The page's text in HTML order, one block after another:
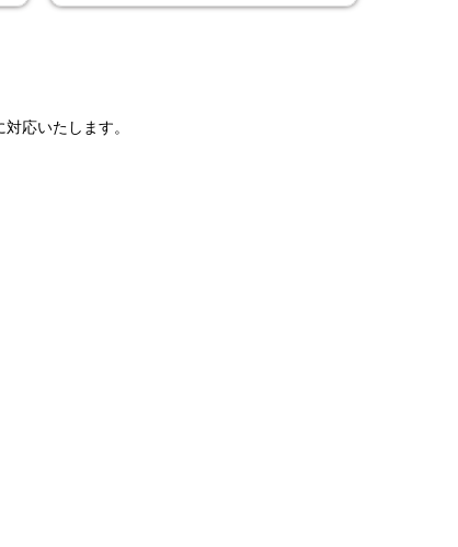
応いたします。